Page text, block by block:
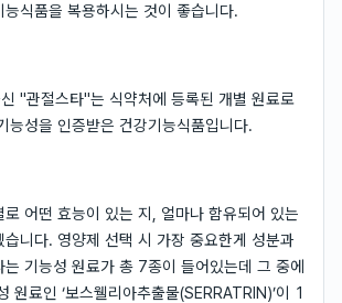
식품을 복용하시는 것이 좋습니다.
"관절스타"는 식약처에 등록된 개별 원료로
능성을 인증받은 건강기능식품입니다.
어떤 효능이 있는 지, 얼마나 함유되어 있는
니다. 영양제 선택 시 가장 중요한게 성분과
는 기능성 원료가 총 7종이 들어있는데 그 중에
원료인 ‘보스웰리아추출물(SERRATRIN)’이 1